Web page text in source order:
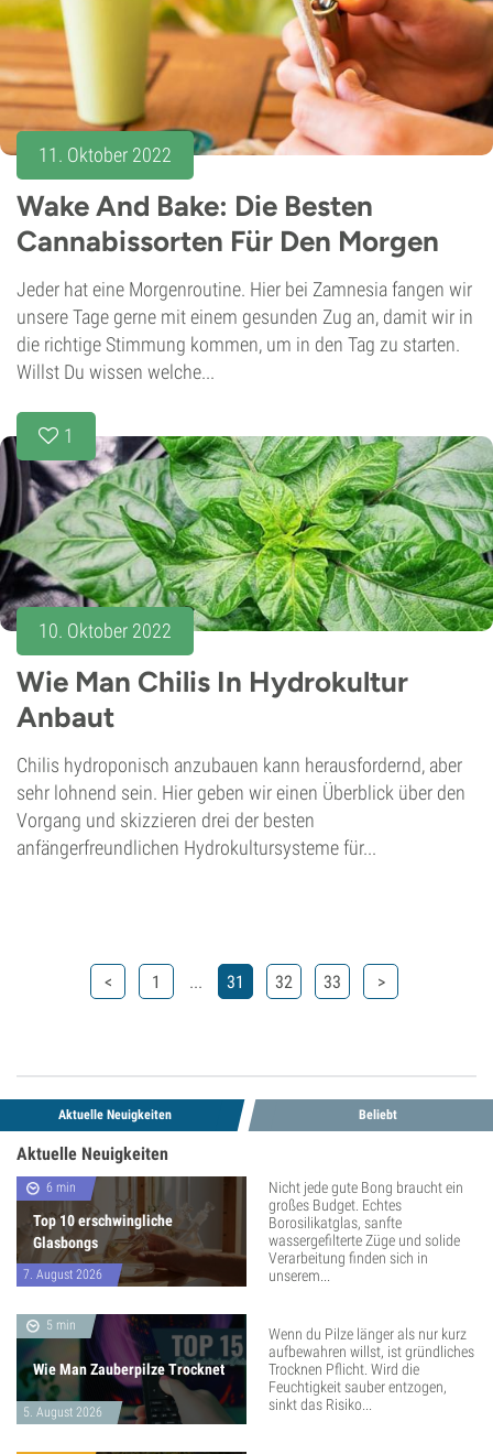
11. Oktober 2022
Wake And Bake: Die Besten
Cannabissorten Für Den Morgen
Jeder hat eine Morgenroutine. Hier bei Zamnesia fangen wir
unsere Tage gerne mit einem gesunden Zug an, damit wir in
die richtige Stimmung kommen, um in den Tag zu starten.
Willst Du wissen welche...
1
10. Oktober 2022
Wie Man Chilis In Hydrokultur
Anbaut
Chilis hydroponisch anzubauen kann herausfordernd, aber
sehr lohnend sein. Hier geben wir einen Überblick über den
Vorgang und skizzieren drei der besten
anfängerfreundlichen Hydrokultursysteme für...
< 1 ... 31 32 33 >
Aktuelle Neuigkeiten Beliebt
Aktuelle Neuigkeiten
6 min
Top 10 erschwingliche
Glasbongs
7. August 2026
Nicht jede gute Bong braucht ein
großes Budget. Echtes
Borosilikatglas, sanfte
wassergefilterte Züge und solide
Verarbeitung finden sich in
unserem...
5 min
Wie Man Zauberpilze Trocknet
5. August 2026
Wenn du Pilze länger als nur kurz
aufbewahren willst, ist gründliches
Trocknen Pflicht. Wird die
Feuchtigkeit sauber entzogen,
sinkt das Risiko...